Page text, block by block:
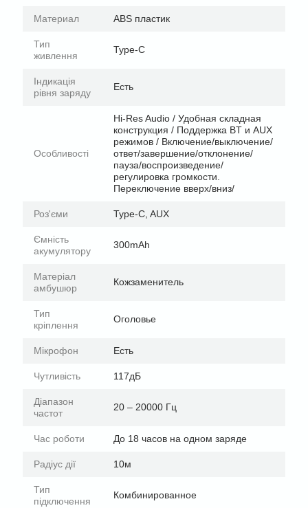
Материал ABS пластик
Тип
живлення
Type-C
Індикація
рівня заряду
Есть
Особливості
Hi-Res Audio / Удобная складная
конструкция / Поддержка BT и AUX
режимов / Включение/выключение/
ответ/завершение/отклонение/
пауза/воспроизведение/
регулировка громкости.
Переключение вверх/вниз/
Роз'єми Type-C, AUX
Ємність
акумулятору
300mAh
Матеріал
амбушюр
Кожзаменитель
Тип
кріплення
Оголовье
Мікрофон Есть
Чутливість 117дБ
Діапазон
частот
20 – 20000 Гц
Час роботи До 18 часов на одном заряде
Радіус дії 10м
Тип
підключення
Комбинированное